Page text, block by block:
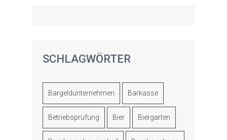
SCHLAGWÖRTER
Bargeldunternehmen Barkasse
Betriebsprüfung Bier Biergarten